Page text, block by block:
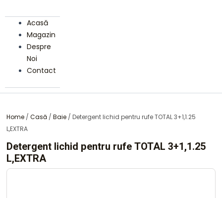
Acasă
Magazin
Despre
Noi
Contact
Home /Casă /Baie / Detergent lichid pentru rufe TOTAL 3+1,1.25
L,EXTRA
Detergent lichid pentru rufe TOTAL 3+1,1.25
L,EXTRA